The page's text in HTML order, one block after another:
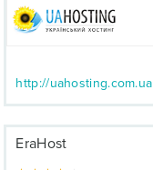
http://uahosting.com.ua
EraHost